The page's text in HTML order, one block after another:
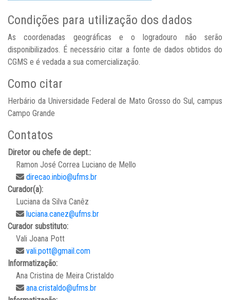
Condições para utilização dos dados
As coordenadas geográficas e o logradouro não serão
disponibilizados. É necessário citar a fonte de dados obtidos do
CGMS e é vedada a sua comercialização.
Como citar
Herbário da Universidade Federal de Mato Grosso do Sul, campus
Campo Grande
Contatos
Diretor ou chefe de dept.:
Ramon José Correa Luciano de Mello
direcao.inbio@ufms.br
Curador(a):
Luciana da Silva Canêz
luciana.canez@ufms.br
Curador substituto:
Vali Joana Pott
vali.pott@gmail.com
Informatização:
Ana Cristina de Meira Cristaldo
ana.cristaldo@ufms.br